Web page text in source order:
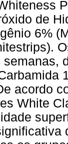
de
6%
acordo
White